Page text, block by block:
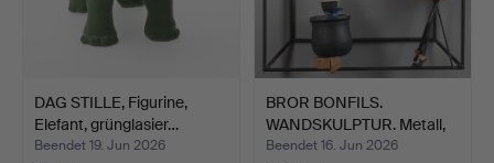
DAG STILLE, Figurine,
Elefant, grünglasier…
Beendet 19. Jun 2026
BROR BONFILS.
WANDSKULPTUR. Metall,
Holz u…
Beendet 16. Jun 2026